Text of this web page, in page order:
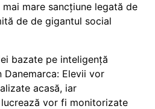
mare sancțiune legată de
de de gigantul social
bazate pe inteligență
Elevii vor
acasă, iar
vor fi monitorizate